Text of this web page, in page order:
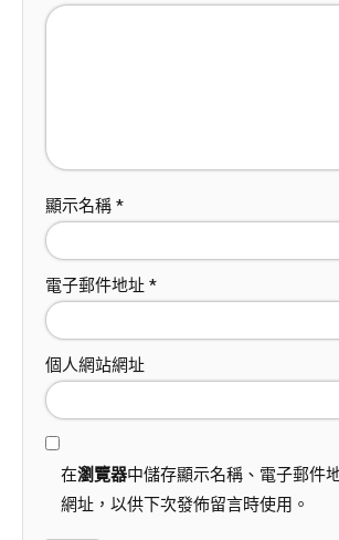
顯示名稱 *
電子郵件地址 *
個人網站網址
在瀏覽器中儲存顯示名稱、電子郵件
網址，以供下次發佈留言時使用。